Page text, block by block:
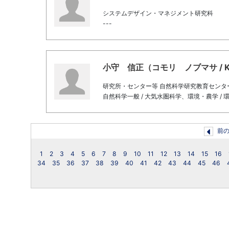
システムデザイン・マネジメント研究科
---
小守 信正（コモリ ノブマサ /
研究所・センター等 自然科学研究教育センタ
自然科学一般 / 大気水圏科学、環境・農学 /
前
1 2 3 4 5 6 7 8 9 10 11 12 13 14 15 16
34
35 36 37 38 39 40 41 42 43 44 45 46